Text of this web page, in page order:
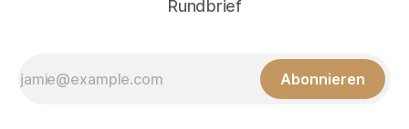
Rundbrief
Abonnieren